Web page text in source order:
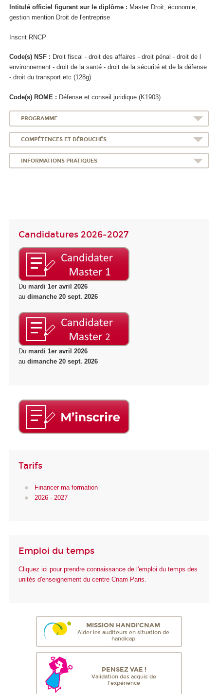
Intitulé officiel figurant sur le diplôme : Master Droit, économie,
gestion mention Droit de l'entreprise
Inscrit RNCP
Code(s) NSF : Droit fiscal - droit des affaires - droit pénal - droit de l
environnement - droit de la santé - droit de la sécurité et de la défense
- droit du transport etc (128g)
Code(s) ROME : Défense et conseil juridique (K1903)
PROGRAMME
COMPÉTENCES ET DÉBOUCHÉS
INFORMATIONS PRATIQUES
Candidatures 2026-2027
Du mardi 1er avril 2026
au dimanche 20 sept. 2026
Du mardi 1er avril 2026
au dimanche 20 sept. 2026
Tarifs
Financer ma formation
2026 - 2027
Emploi du temps
Cliquez ici pour prendre connaissance de l'emploi du temps des
unités d'enseignement du centre Cnam Paris.
MISSION HANDI'CNAM
Aider les auditeurs en situation de
handicap
PENSEZ VAE !
Validation des acquis de
l'expérience